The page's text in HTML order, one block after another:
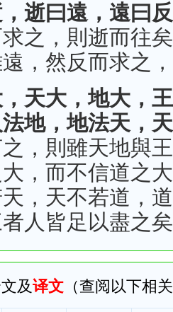
逝曰遠，遠曰
之，則逝而往
，然反而求之
天大，地大，
地，地法天，
，則雖天地與
，而不信道之
，天不若道，
人皆足以盡之
及译文 （查阅以下相